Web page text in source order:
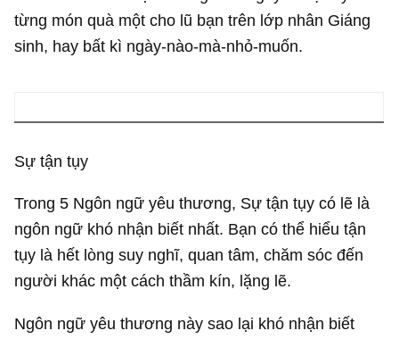
từng món quà một cho lũ bạn trên lớp nhân Giáng
sinh, hay bất kì ngày-nào-mà-nhỏ-muốn.
Sự tận tụy
Trong 5 Ngôn ngữ yêu thương, Sự tận tụy có lẽ là
ngôn ngữ khó nhận biết nhất. Bạn có thể hiểu tận
tụy là hết lòng suy nghĩ, quan tâm, chăm sóc đến
người khác một cách thầm kín, lặng lẽ.
Ngôn ngữ yêu thương này sao lại khó nhận biết